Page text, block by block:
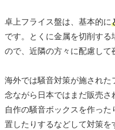
卓上フライス盤は、基本的に
です。とくに金属を切削す
ので、近隣の方々に配慮して
海外では騒音対策が施され
念ながら日本ではまだ販売さ
自作の騒音ボックスを作っ
置したりするなどして対策